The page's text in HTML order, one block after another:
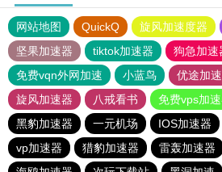
网站地图 QuickQ 旋风加速度器
坚果加速器
tiktok加速器
狗急加速
免费vqn外网加速
小蓝鸟 优途加
旋风加速器
八戒看书
免费vps加
黑豹加速器
一元机场 IOS加速器
vp加速器
猎豹加速器 雷轰加速器